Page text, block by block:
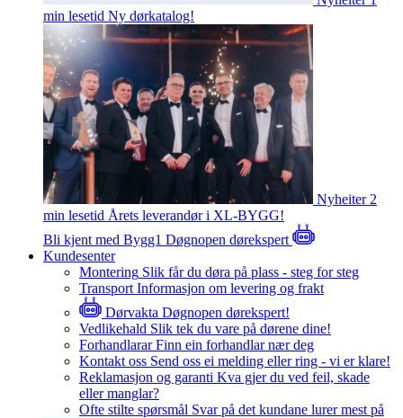
min lesetid Ny dørkatalog!
Nyheiter 2
min lesetid Årets leverandør i XL-BYGG!
Bli kjent med Bygg1 Døgnopen dørekspert
Kundesenter
Montering Slik får du døra på plass - steg for steg
Transport Informasjon om levering og frakt
Dørvakta Døgnopen dørekspert!
Vedlikehald Slik tek du vare på dørene dine!
Forhandlarar Finn ein forhandlar nær deg
Kontakt oss Send oss ei melding eller ring - vi er klare!
Reklamasjon og garanti Kva gjer du ved feil, skade
eller manglar?
Ofte stilte spørsmål Svar på det kundane lurer mest på